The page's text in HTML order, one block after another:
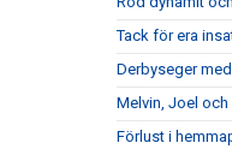
Tack för era
Derbyseger
Melvin, Joel och
Förlust i